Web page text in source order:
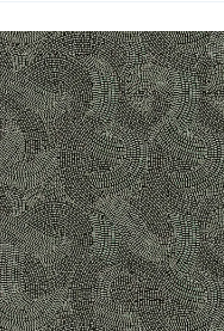
CARTA DA PARATI